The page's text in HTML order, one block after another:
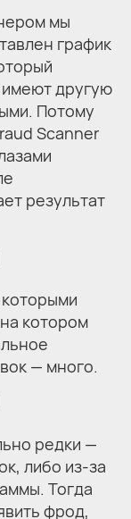
мы
график
имеют другую
Потому
Scanner
результат
котором
— много.
редки —
либо из-за
Тогда
фрод,